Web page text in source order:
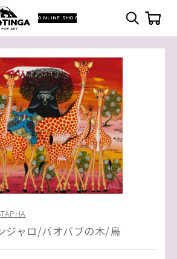
ONLINE SHOP
ジャロ/バオバブの木/鳥